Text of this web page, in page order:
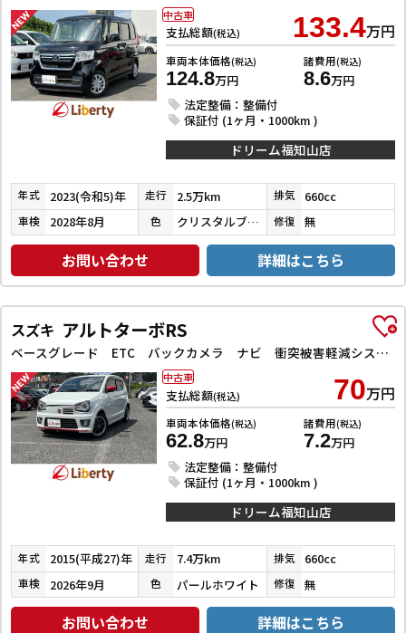
支払総額(税込) 133.4万円
車両本体価格(税込)
124.8万円
諸費用(税込)
8.6万円
法定整備：整備付
保証付 (1ヶ月・1000km )
中古車
ドリーム福知山店
年式 2023(令和5)年 走行 2.5万km 排気 660cc
車検 2028年8月 色 クリスタルブラックパール 修復 無
お問い合わせ 詳細はこちら
スズキ アルトターボRS
ベースグレード ETC バックカメラ ナビ 衝突被害軽減システム オートライト HID スマートキー アイドリングストップ 電動格納ミラー シートヒーター AT 盗難防止システム ABS ESC アルミホイール
支払総額(税込) 70万円
車両本体価格(税込)
62.8万円
諸費用(税込)
7.2万円
法定整備：整備付
保証付 (1ヶ月・1000km )
中古車
ドリーム福知山店
年式 2015(平成27)年 走行 7.4万km 排気 660cc
車検 2026年9月 色 パールホワイト 修復 無
お問い合わせ 詳細はこちら